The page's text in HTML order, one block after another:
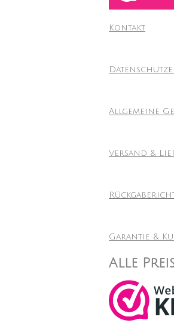
Kontakt
Allgemeine
Versand &
Garantie &
Alle